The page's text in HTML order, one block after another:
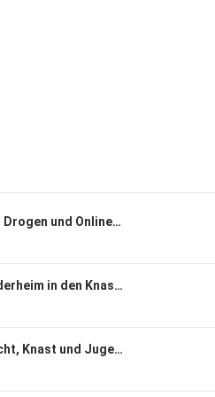
09 Felix - Überfälle, Drogen und Onlinebetrug
08 Zasta - vom Kinderheim in den Knast und zur Musik
07 Marco - Spielsucht, Knast und Jugendhilfe